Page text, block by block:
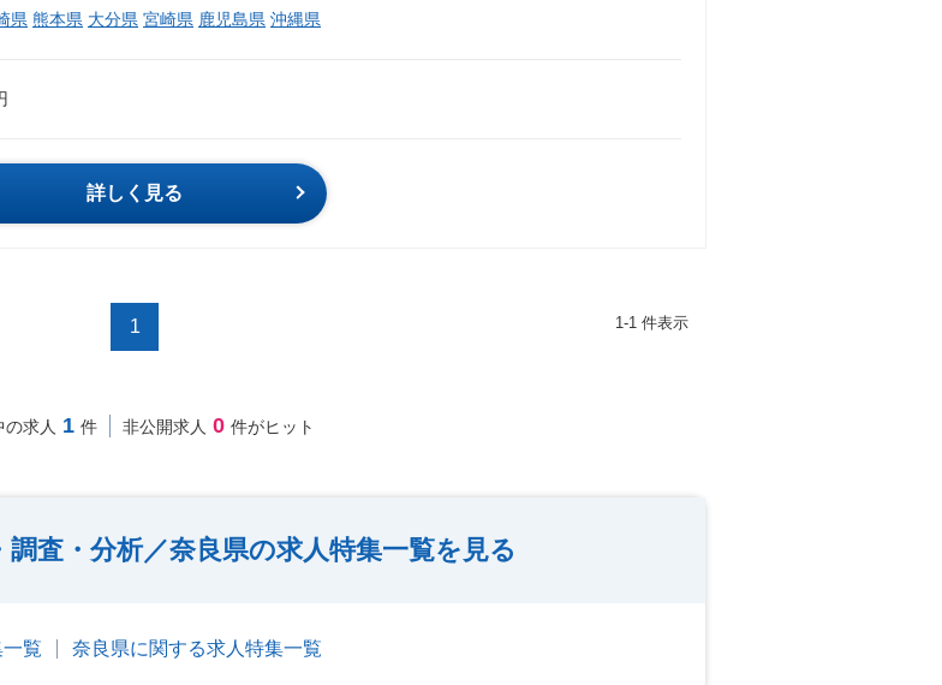
県 熊本県 大分県 宮崎県 鹿児島県 沖縄県
詳しく見る
1 1-1 件表示
の求人 1 件 非公開求人 0 件がヒット
調査・分析／奈良県の求人特集一覧を見る
覧 奈良県に関する求人特集一覧